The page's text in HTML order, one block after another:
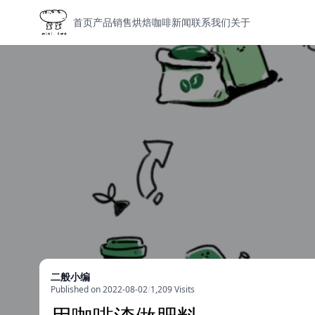
首页产品销售烘焙咖啡新闻联系我们关于
二般小编
Published on 2022-08-02/1,209 Visits